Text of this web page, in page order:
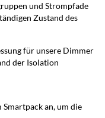
und Strompfade
Zustand des
für unsere Dimmer
der Isolation
an, um die